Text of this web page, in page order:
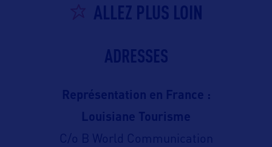
ALLEZ PLUS LOIN
ADRESSES
Représentation en France :
Louisiane Tourisme
C/o B World Communication